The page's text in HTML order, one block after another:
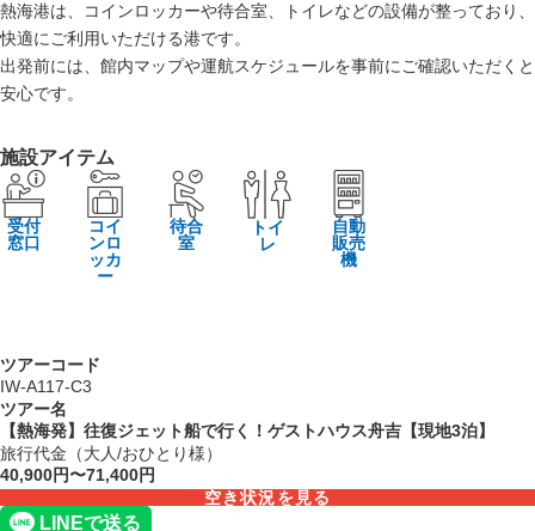
熱海港は、コインロッカーや待合室、トイレなどの設備が整っており、
快適にご利用いただける港です。
出発前には、館内マップや運航スケジュールを事前にご確認いただくと
安心です。
施設アイテム
受付
窓口
コイ
ンロ
ッカ
ー
待合
室
トイ
レ
自動
販売
機
ツアーコード
IW-A117-C3
ツアー名
【熱海発】往復ジェット船で行く！ゲストハウス舟吉【現地3泊】
旅行代金（大人/おひとり様）
40,900円〜71,400円
空き状況を見る